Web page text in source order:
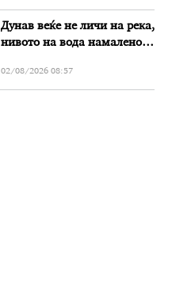
Дунав веќе не личи на река,
нивото на вода намалено
Бугарија
02/08/2026 08:57